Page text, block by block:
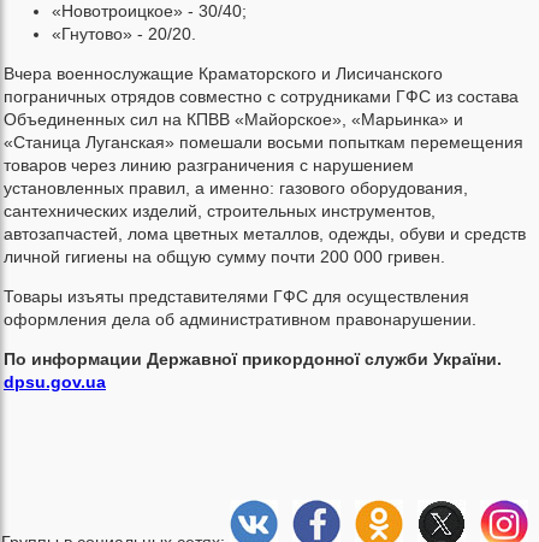
«Новотроицкое» - 30/40;
«Гнутово» - 20/20.
Вчера военнослужащие Краматорского и Лисичанского
пограничных отрядов совместно с сотрудниками ГФС из состава
Объединенных сил на КПВВ «Майорское», «Марьинка» и
«Станица Луганская» помешали восьми попыткам перемещения
товаров через линию разграничения с нарушением
установленных правил, а именно: газового оборудования,
сантехнических изделий, строительных инструментов,
автозапчастей, лома цветных металлов, одежды, обуви и средств
личной гигиены на общую сумму почти 200 000 гривен.
Товары изъяты представителями ГФС для осуществления
оформления дела об административном правонарушении.
По информации Державної прикордонної служби України.
dpsu.gov.ua